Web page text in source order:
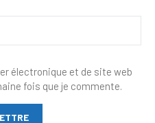
électronique et de site web
fois que je commente.